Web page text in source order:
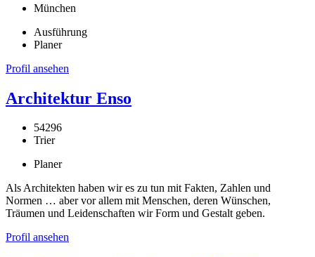
München
Ausführung
Planer
Profil ansehen
Architektur Enso
54296
Trier
Planer
Als Architekten haben wir es zu tun mit Fakten, Zahlen und
Normen … aber vor allem mit Menschen, deren Wünschen,
Träumen und Leidenschaften wir Form und Gestalt geben.
Profil ansehen